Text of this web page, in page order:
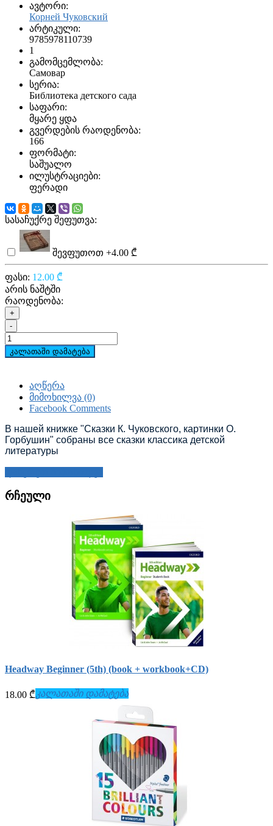
ავტორი:
Корней Чуковский
არტიკული:
9785978110739
1
გამომცემლობა:
Самовар
სერია:
Библиотека детского сада
საფარი:
მყარე ყდა
გვერდების რაოდენობა:
166
ფორმატი:
საშუალო
ილუსტრაციები:
ფერადი
სასაჩუქრე შეფუთვა:
შევფუთოთ +4.00 ₾
ფასი: 12.00 ₾
არის ნაშტში
რაოდენობა:
+
-
კალათაში დამატება
აღწერა
მიმოხილვა (0)
Facebook Comments
В нашей книжке "Сказки К. Чуковского, картинки О.
Горбушин" собраны все сказки классика детской
литературы
რჩეული
Headway Beginner (5th) (book + workbook+СD)
18.00 ₾კალათაში დამატება